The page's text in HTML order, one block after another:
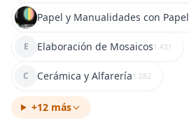
Papel y Manualidades con Papel
E Elaboración de Mosaicos1.431
C Cerámica y Alfarería1.282
+12 más